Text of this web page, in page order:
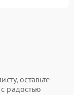
оставьте
радостью